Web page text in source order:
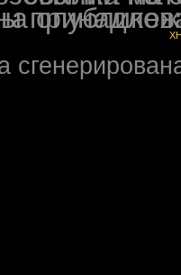
на форуме